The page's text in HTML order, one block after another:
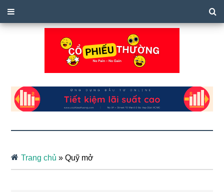
Trang chủ »Quỹ mở